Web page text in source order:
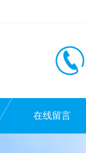
在线留言